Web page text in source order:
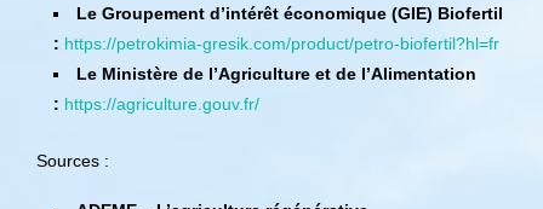
Le Groupement d’intérêt économique (GIE) Biofertil
: https://petrokimia-gresik.com/product/petro-biofertil?hl=fr
Le Ministère de l’Agriculture et de l’Alimentation
: https://agriculture.gouv.fr/
Sources :